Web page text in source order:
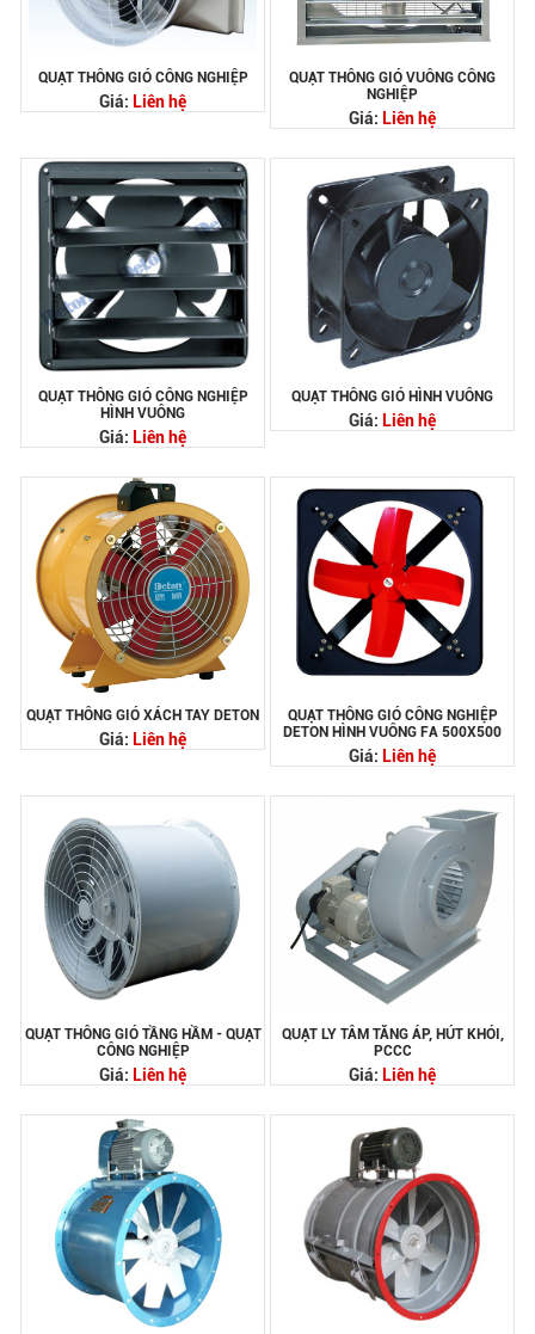
QUẠT THÔNG GIÓ CÔNG NGHIỆP
Giá: Liên hệ
QUẠT THÔNG GIÓ VUÔNG CÔNG
NGHIỆP
Giá: Liên hệ
QUẠT THÔNG GIÓ CÔNG NGHIỆP
HÌNH VUÔNG
Giá: Liên hệ
QUẠT THÔNG GIÓ HÌNH VUÔNG
Giá: Liên hệ
QUẠT THÔNG GIÓ XÁCH TAY DETON
Giá: Liên hệ
QUẠT THÔNG GIÓ CÔNG NGHIỆP
DETON HÌNH VUÔNG FA 500X500
Giá: Liên hệ
QUẠT THÔNG GIÓ TẦNG HẦM - QUẠT
CÔNG NGHIỆP
Giá: Liên hệ
QUẠT LY TÂM TĂNG ÁP, HÚT KHÓI,
PCCC
Giá: Liên hệ